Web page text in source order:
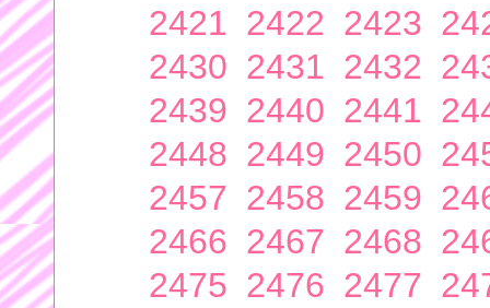
2421 2422 2423
2430 2431 2432
2439 2440 2441
2448 2449 2450
2457 2458 2459
2466 2467 2468
2475 2476 2477